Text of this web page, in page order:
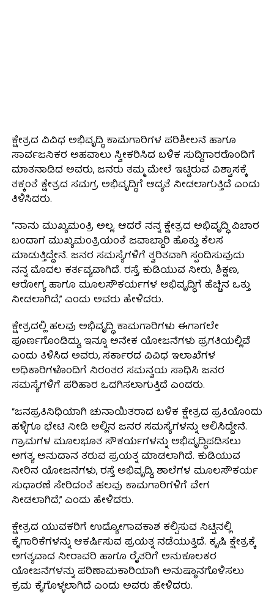
ಕ್ಷೇತ್ರದ ವಿವಿಧ ಅಭಿವೃದ್ಧಿ ಕಾಮಗಾರಿಗಳ ಪರಿಶೀಲನೆ ಹಾಗೂ
ಸಾರ್ವಜನಿಕರ ಅಹವಾಲು ಸ್ವೀಕರಿಸಿದ ಬಳಿಕ ಸುದ್ದಿಗಾರರೊಂದಿಗೆ
ಮಾತನಾಡಿದ ಅವರು, ಜನರು ತಮ್ಮ ಮೇಲೆ ಇಟ್ಟಿರುವ ವಿಶ್ವಾಸಕ್ಕೆ
ತಕ್ಕಂತೆ ಕ್ಷೇತ್ರದ ಸಮಗ್ರ ಅಭಿವೃದ್ಧಿಗೆ ಆದ್ಯತೆ ನೀಡಲಾಗುತ್ತಿದೆ ಎಂದು
ತಿಳಿಸಿದರು.
“ನಾನು ಮುಖ್ಯಮಂತ್ರಿ ಅಲ್ಲ. ಆದರೆ ನನ್ನ ಕ್ಷೇತ್ರದ ಅಭಿವೃದ್ಧಿ ವಿಚಾರ
ಬಂದಾಗ ಮುಖ್ಯಮಂತ್ರಿಯಂತೆ ಜವಾಬ್ದಾರಿ ಹೊತ್ತು ಕೆಲಸ
ಮಾಡುತ್ತಿದ್ದೇನೆ. ಜನರ ಸಮಸ್ಯೆಗಳಿಗೆ ತ್ವರಿತವಾಗಿ ಸ್ಪಂದಿಸುವುದು
ನನ್ನ ಮೊದಲ ಕರ್ತವ್ಯವಾಗಿದೆ. ರಸ್ತೆ, ಕುಡಿಯುವ ನೀರು, ಶಿಕ್ಷಣ,
ಆರೋಗ್ಯ ಹಾಗೂ ಮೂಲಸೌಕರ್ಯಗಳ ಅಭಿವೃದ್ಧಿಗೆ ಹೆಚ್ಚಿನ ಒತ್ತು
ನೀಡಲಾಗಿದೆ,” ಎಂದು ಅವರು ಹೇಳಿದರು.
ಕ್ಷೇತ್ರದಲ್ಲಿ ಹಲವು ಅಭಿವೃದ್ಧಿ ಕಾಮಗಾರಿಗಳು ಈಗಾಗಲೇ
ಪೂರ್ಣಗೊಂಡಿದ್ದು, ಇನ್ನೂ ಅನೇಕ ಯೋಜನೆಗಳು ಪ್ರಗತಿಯಲ್ಲಿವೆ
ಎಂದು ತಿಳಿಸಿದ ಅವರು, ಸರ್ಕಾರದ ವಿವಿಧ ಇಲಾಖೆಗಳ
ಅಧಿಕಾರಿಗಳೊಂದಿಗೆ ನಿರಂತರ ಸಮನ್ವಯ ಸಾಧಿಸಿ ಜನರ
ಸಮಸ್ಯೆಗಳಿಗೆ ಪರಿಹಾರ ಒದಗಿಸಲಾಗುತ್ತಿದೆ ಎಂದರು.
“ಜನಪ್ರತಿನಿಧಿಯಾಗಿ ಚುನಾಯಿತರಾದ ಬಳಿಕ ಕ್ಷೇತ್ರದ ಪ್ರತಿಯೊಂದು
ಹಳ್ಳಿಗೂ ಭೇಟಿ ನೀಡಿ ಅಲ್ಲಿನ ಜನರ ಸಮಸ್ಯೆಗಳನ್ನು ಆಲಿಸಿದ್ದೇನೆ.
ಗ್ರಾಮಗಳ ಮೂಲಭೂತ ಸೌಕರ್ಯಗಳನ್ನು ಅಭಿವೃದ್ಧಿಪಡಿಸಲು
ಅಗತ್ಯ ಅನುದಾನ ತರುವ ಪ್ರಯತ್ನ ಮಾಡಲಾಗಿದೆ. ಕುಡಿಯುವ
ನೀರಿನ ಯೋಜನೆಗಳು, ರಸ್ತೆ ಅಭಿವೃದ್ಧಿ, ಶಾಲೆಗಳ ಮೂಲಸೌಕರ್ಯ
ಸುಧಾರಣೆ ಸೇರಿದಂತೆ ಹಲವು ಕಾಮಗಾರಿಗಳಿಗೆ ವೇಗ
ನೀಡಲಾಗಿದೆ,” ಎಂದು ಹೇಳಿದರು.
ಕ್ಷೇತ್ರದ ಯುವಕರಿಗೆ ಉದ್ಯೋಗಾವಕಾಶ ಕಲ್ಪಿಸುವ ನಿಟ್ಟಿನಲ್ಲಿ
ಕೈಗಾರಿಕೆಗಳನ್ನು ಆಕರ್ಷಿಸುವ ಪ್ರಯತ್ನ ನಡೆಯುತ್ತಿದೆ. ಕೃಷಿ ಕ್ಷೇತ್ರಕ್ಕೆ
ಅಗತ್ಯವಾದ ನೀರಾವರಿ ಹಾಗೂ ರೈತರಿಗೆ ಅನುಕೂಲಕರ
ಯೋಜನೆಗಳನ್ನು ಪರಿಣಾಮಕಾರಿಯಾಗಿ ಅನುಷ್ಠಾನಗೊಳಿಸಲು
ಕ್ರಮ ಕೈಗೊಳ್ಳಲಾಗಿದೆ ಎಂದು ಅವರು ಹೇಳಿದರು.